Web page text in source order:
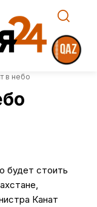
в небо
будет стоить
Канат